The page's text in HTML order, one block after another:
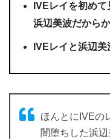
IVEレイを初め
浜辺美波だから
IVEレイと浜辺
ほんとにIVEの
闇堕ちした浜辺